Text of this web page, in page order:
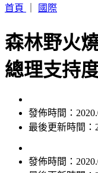
首頁
國際
森林野火
總理支持
發佈時間：
最後更新時間：
發佈時間：